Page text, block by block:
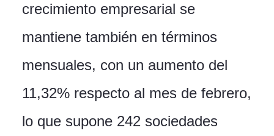
crecimiento empresarial se
mantiene también en términos
mensuales, con un aumento del
11,32% respecto al mes de febrero,
lo que supone 242 sociedades